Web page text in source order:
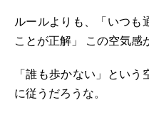
ルールよりも、
「いつ
ことが正解」
この空気感
「誰も歩かない」とい
に従うだろうな。